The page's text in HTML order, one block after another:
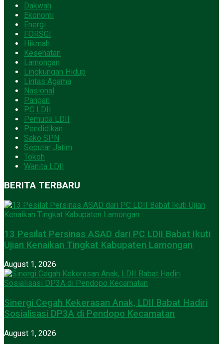
Dakwah
Ekonomi
Energi
FORSGI
Hikmah
Kesehatan
Lamongan
Lingkungan Hidup
Lintas Agama
Nasional
Pangan
PC LDII
Pemuda LDII
Pendidikan
Sako SPN
Seputar Jatim
Tokoh
Wanita LDII
BERITA TERBARU
13 Pesilat Persinas ASAD dari PC LDII Babat Ikuti
Ujian Kenaikan Tingkat Kabupaten Lamongan
August 1, 2026
Sinergi Cegah Kekerasan Anak, LDII Babat Hadiri
Sosialisasi DP3A di Pendopo Kecamatan
August 1, 2026